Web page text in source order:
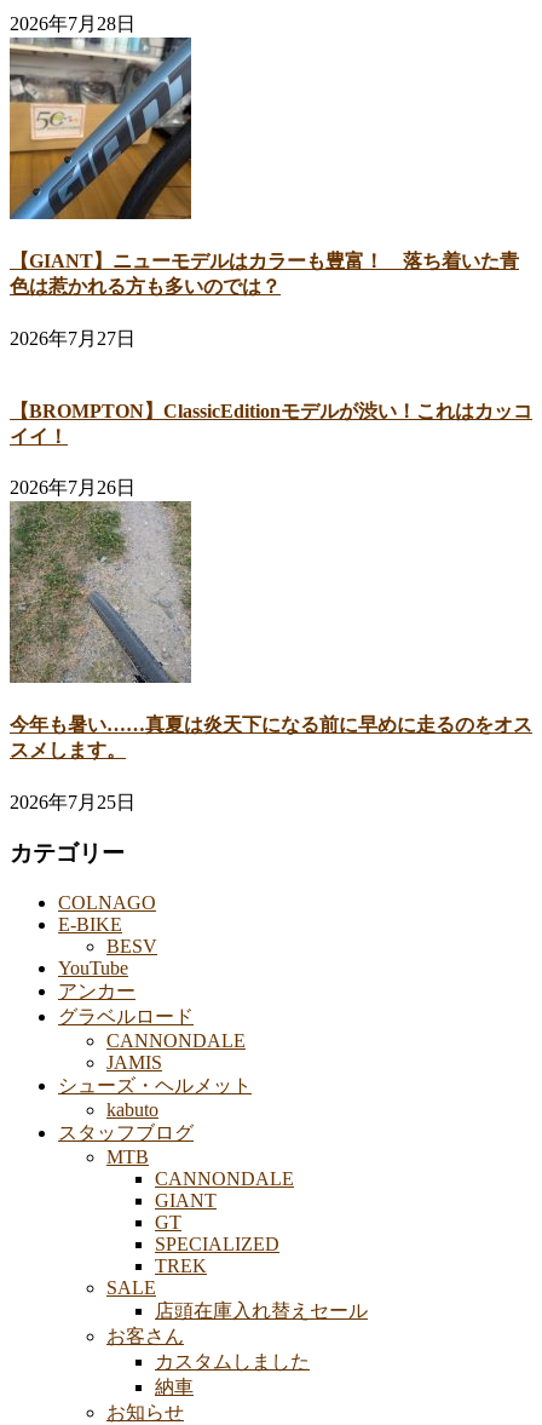
2026年7月28日
【GIANT】ニューモデルはカラーも豊富！ 落ち着いた青
色は惹かれる方も多いのでは？
2026年7月27日
【BROMPTON】ClassicEditionモデルが渋い！これはカッコ
イイ！
2026年7月26日
今年も暑い……真夏は炎天下になる前に早めに走るのをオス
スメします。
2026年7月25日
カテゴリー
COLNAGO
E-BIKE
BESV
YouTube
アンカー
グラベルロード
CANNONDALE
JAMIS
シューズ・ヘルメット
kabuto
スタッフブログ
MTB
CANNONDALE
GIANT
GT
SPECIALIZED
TREK
SALE
店頭在庫入れ替えセール
お客さん
カスタムしました
納車
お知らせ